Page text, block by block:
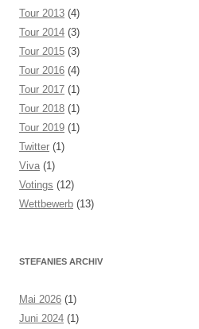
Tour 2013 (4)
Tour 2014 (3)
Tour 2015 (3)
Tour 2016 (4)
Tour 2017 (1)
Tour 2018 (1)
Tour 2019 (1)
Twitter (1)
Viva (1)
Votings (12)
Wettbewerb (13)
STEFANIES ARCHIV
Mai 2026 (1)
Juni 2024 (1)